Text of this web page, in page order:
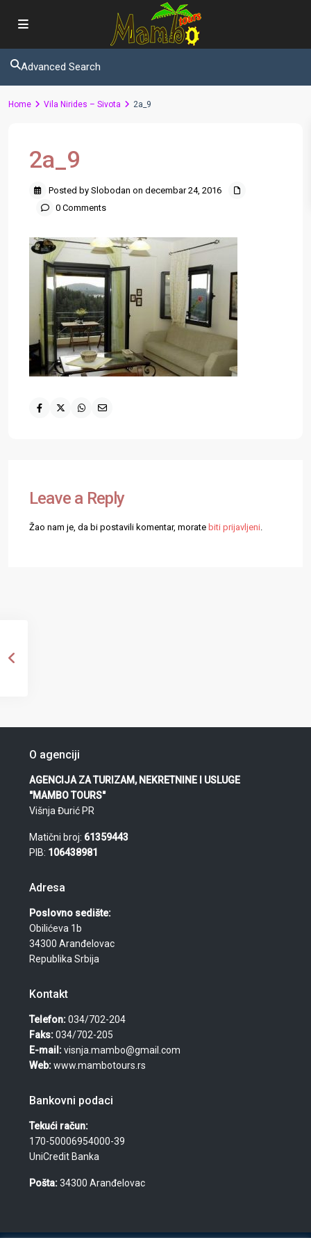
Advanced Search
Home Vila Nirides – Sivota 2a_9
2a_9
Posted by Slobodan on decembar 24, 2016
0 Comments
Leave a Reply
Žao nam je, da bi postavili komentar, morate biti prijavljeni.
O agenciji
AGENCIJA ZA TURIZAM, NEKRETNINE I USLUGE
"MAMBO TOURS"
Višnja Đurić PR
Matični broj: 61359443
PIB: 106438981
Adresa
Poslovno sedište:
Obilićeva 1b
34300 Aranđelovac
Republika Srbija
Kontakt
Telefon:034/702-204
Faks:034/702-205
E-mail:visnja.mambo@gmail.com
Web:www.mambotours.rs
Bankovni podaci
Tekući račun:
170-50006954000-39
UniCredit Banka
Pošta:34300 Aranđelovac